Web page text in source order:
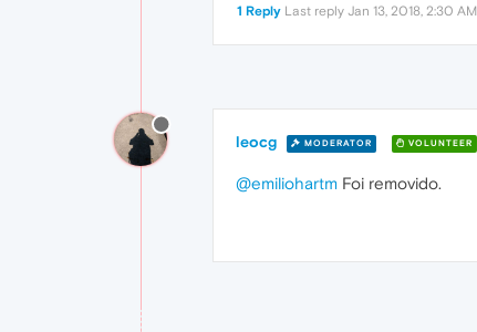
1 Reply Last reply Jan 13, 2018, 2:30 AM
leocg MODERATOR VOLUNTEER
@emiliohartm Foi removido.